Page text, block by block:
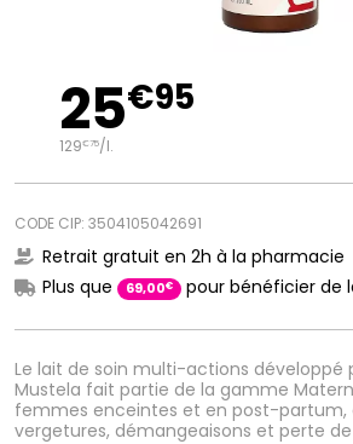
Le lait de soin multi-actions développé
Mustela fait partie de la gamme
femmes enceintes et en post-partum,
vergetures, démangeaisons et perte
25€95
129€75/l.
CODE CIP: 3504105042691
Retrait gratuit en 2h à la pharmacie
Plus que
69,00€ pour bénéficier de